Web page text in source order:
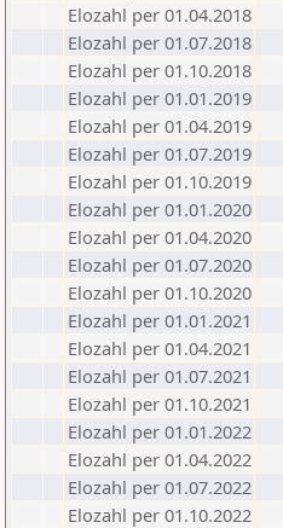
Elozahl per 01.04.2018
Elozahl per 01.07.2018
Elozahl per 01.10.2018
Elozahl per 01.01.2019
Elozahl per 01.04.2019
Elozahl per 01.07.2019
Elozahl per 01.10.2019
Elozahl per 01.01.2020
Elozahl per 01.04.2020
Elozahl per 01.07.2020
Elozahl per 01.10.2020
Elozahl per 01.01.2021
Elozahl per 01.04.2021
Elozahl per 01.07.2021
Elozahl per 01.10.2021
Elozahl per 01.01.2022
Elozahl per 01.04.2022
Elozahl per 01.07.2022
Elozahl per 01.10.2022